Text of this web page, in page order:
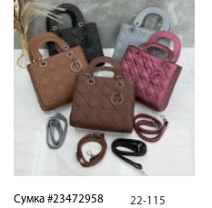
Сумка #23472958 22-115